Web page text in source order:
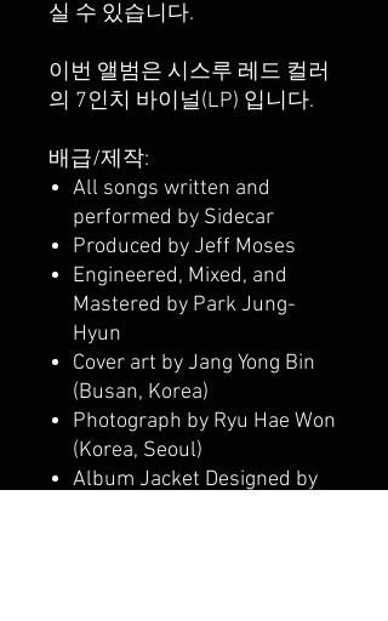
실 수 있습니다.
이번 앨범은 시스루 레드 컬러
의 7인치 바이널(LP) 입니다.
배급/제작:
All songs written and
performed by Sidecar
Produced by Jeff Moses
Engineered, Mixed, and
Mastered by Park Jung-
Hyun
Cover art by Jang Yong Bin
(Busan, Korea)
Photograph by Ryu Hae Won
(Korea, Seoul)
Album Jacket Designed by